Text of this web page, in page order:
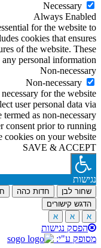
Necessary
Always Enabled
for the website to
cookies that ensures
of the website. These
personal information.
Non-necessary
Non-necessary
for the website
user personal data via
as non-necessary
consent prior to running
cookies on your website.
SAVE & ACCEPT
נגישות
שחור לבן חדות כהה
הדגש קישורים
א
א א
הפסק נגישות
מסופק ע"י: